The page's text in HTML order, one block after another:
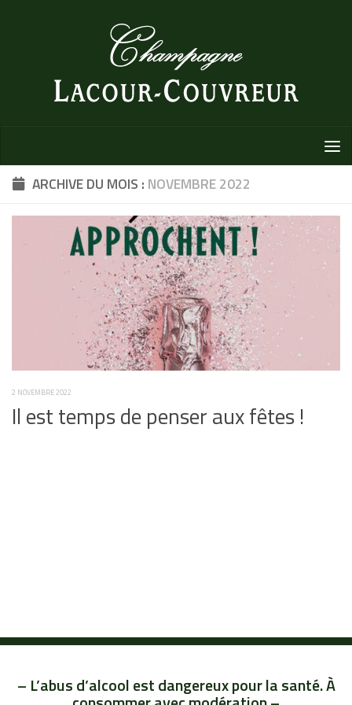
Au dessous du contenu
ARCHIVE DU MOIS : NOVEMBRE 2022
2 NOVEMBRE 2022
Il est temps de penser aux fêtes !
– L’abus d’alcool est dangereux pour la santé. À